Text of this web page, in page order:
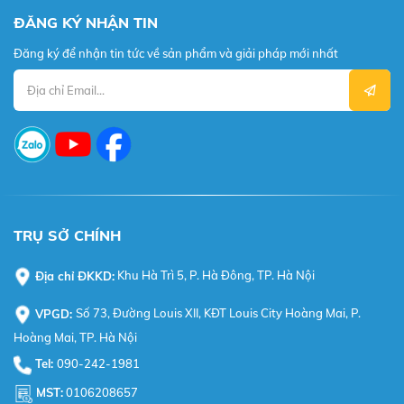
ĐĂNG KÝ NHẬN TIN
Đăng ký để nhận tin tức về sản phẩm và giải pháp mới nhất
TRỤ SỞ CHÍNH
Địa chỉ ĐKKD: Khu Hà Trì 5, P. Hà Đông, TP. Hà Nội
VPGD: Số 73, Đường Louis XII, KĐT Louis City Hoàng Mai, P.
Hoàng Mai, TP. Hà Nội
Tel: 090-242-1981
MST:0106208657